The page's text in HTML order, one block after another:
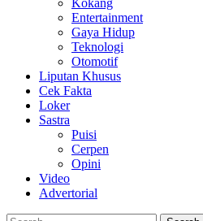
Kokang
Entertainment
Gaya Hidup
Teknologi
Otomotif
Liputan Khusus
Cek Fakta
Loker
Sastra
Puisi
Cerpen
Opini
Video
Advertorial